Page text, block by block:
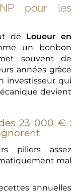
pour les
de Loueur en
un bonbon
souvent de
années grâce
investisseur qui
devient
23 000 € :
piliers assez
mal
annuelles